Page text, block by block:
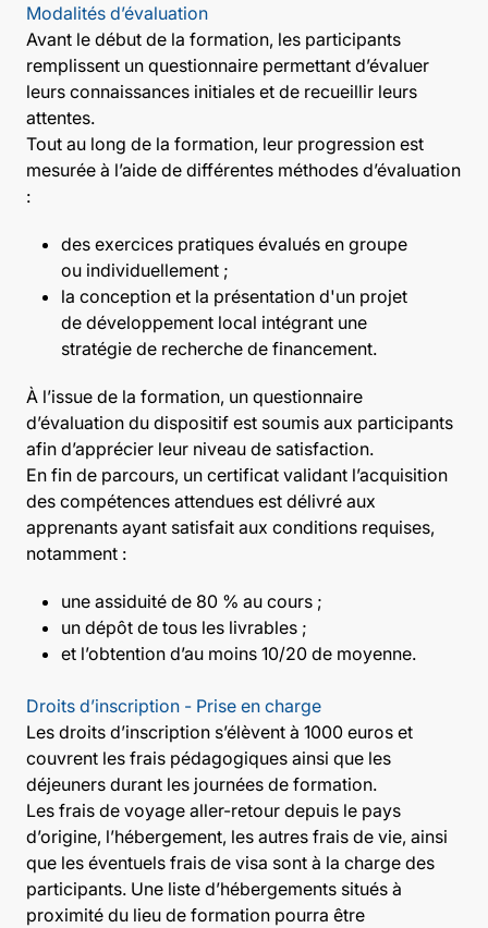
Modalités d’évaluation
Avant le début de la formation, les participants
remplissent un questionnaire permettant d’évaluer
leurs connaissances initiales et de recueillir leurs
attentes.
Tout au long de la formation, leur progression est
mesurée à l’aide de différentes méthodes d’évaluation
:
des exercices pratiques évalués en groupe
ou individuellement ;
la conception et la présentation d'un projet
de développement local intégrant une
stratégie de recherche de financement.
À l’issue de la formation, un questionnaire
d’évaluation du dispositif est soumis aux participants
afin d’apprécier leur niveau de satisfaction.
En fin de parcours, un certificat validant l’acquisition
des compétences attendues est délivré aux
apprenants ayant satisfait aux conditions requises,
notamment :
une assiduité de 80 % au cours ;
un dépôt de tous les livrables ;
et l’obtention d’au moins 10/20 de moyenne.
Droits d’inscription - Prise en charge
Les droits d’inscription s’élèvent à 1000 euros et
couvrent les frais pédagogiques ainsi que les
déjeuners durant les journées de formation.
Les frais de voyage aller-retour depuis le pays
d’origine, l’hébergement, les autres frais de vie, ainsi
que les éventuels frais de visa sont à la charge des
participants. Une liste d’hébergements situés à
proximité du lieu de formation pourra être